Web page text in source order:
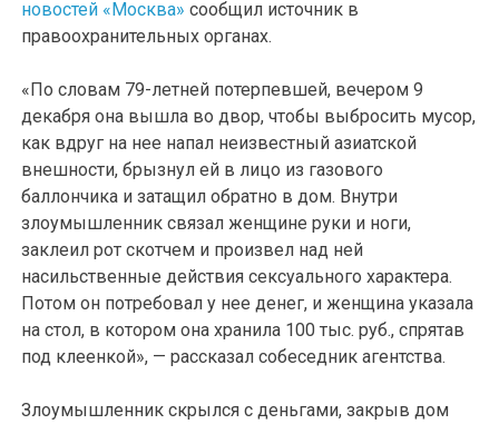
новостей «Москва» сообщил источник в
правоохранительных органах.
«По словам 79-летней потерпевшей, вечером 9
декабря она вышла во двор, чтобы выбросить мусор,
как вдруг на нее напал неизвестный азиатской
внешности, брызнул ей в лицо из газового
баллончика и затащил обратно в дом. Внутри
злоумышленник связал женщине руки и ноги,
заклеил рот скотчем и произвел над ней
насильственные действия сексуального характера.
Потом он потребовал у нее денег, и женщина указала
на стол, в котором она хранила 100 тыс. руб., спрятав
под клеенкой», — рассказал собеседник агентства.
Злоумышленник скрылся с деньгами, закрыв дом